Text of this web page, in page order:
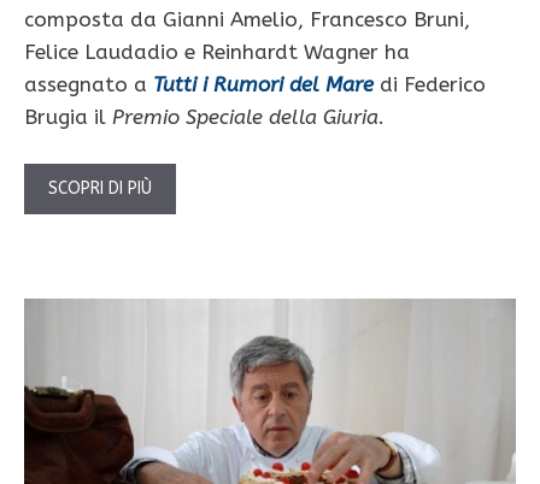
composta da Gianni Amelio, Francesco Bruni,
Felice Laudadio e Reinhardt Wagner ha
assegnato a Tutti i Rumori del Maredi Federico
Brugia il Premio Speciale della Giuria.
SCOPRI DI PIÙ